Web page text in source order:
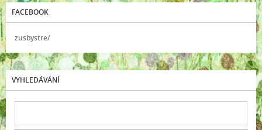
FACEBOOK
zusbystre/
VYHLEDÁVÁNÍ